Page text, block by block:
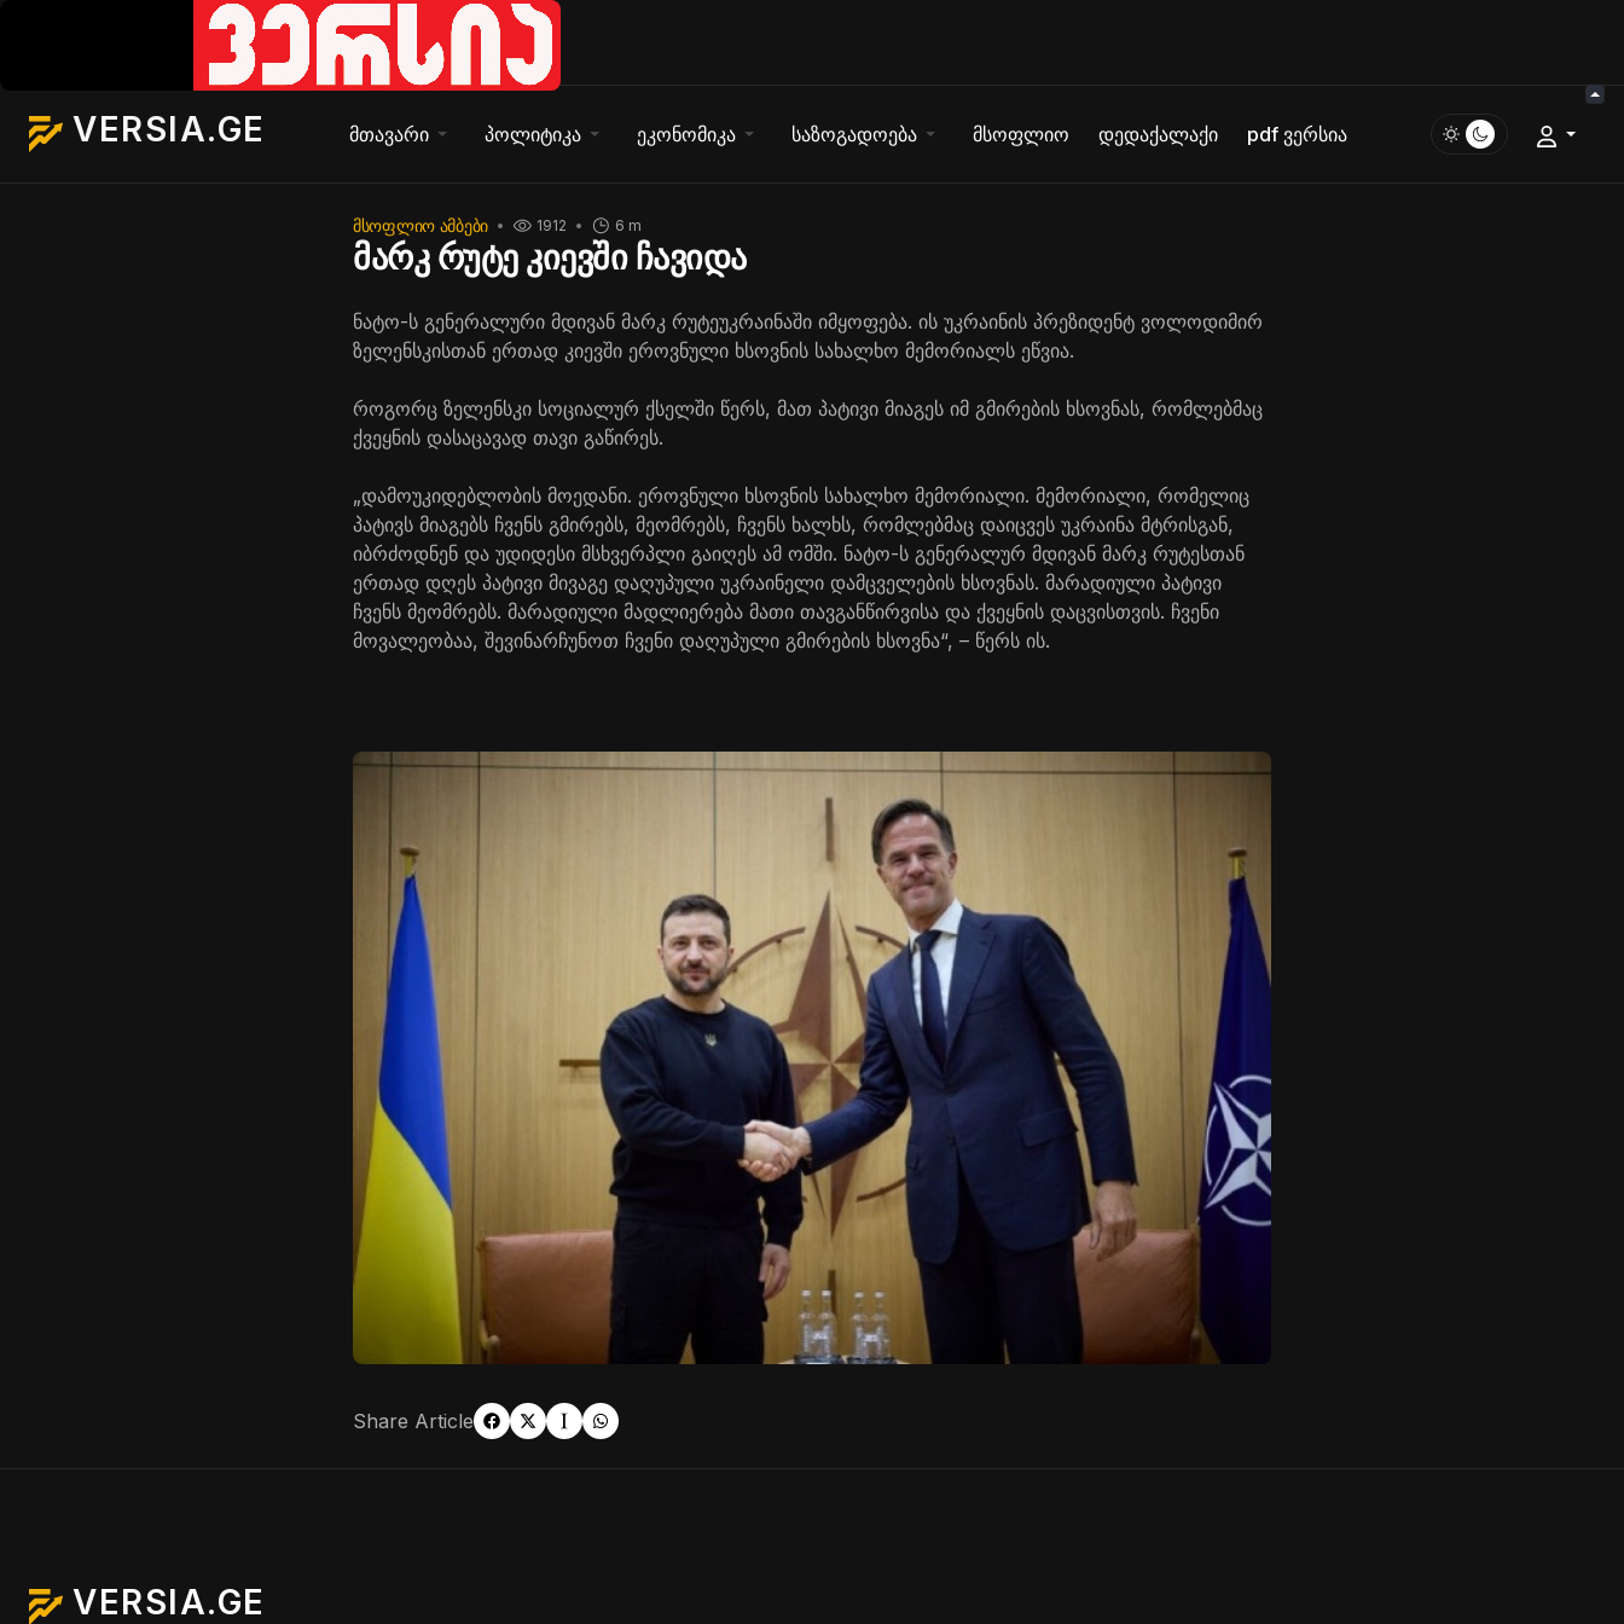
VERSIA.GE მთავარი პოლიტიკა ეკონომიკა საზოგადოება მსოფლიო დედაქალაქი pdf ვერსია
ᲛᲡᲝᲤᲚᲘᲝ ᲐᲛᲑᲔᲑᲘ 6 m
1912
მარკ რუტე კიევში ჩავიდა
ნატო-ს გენერალური მდივან მარკ რუტეუკრაინაში იმყოფება. ის უკრაინის პრეზიდენტ ვოლოდიმირ
ზელენსკისთან ერთად კიევში ეროვნული ხსოვნის სახალხო მემორიალს ეწვია.
როგორც ზელენსკი სოციალურ ქსელში წერს, მათ პატივი მიაგეს იმ გმირების ხსოვნას, რომლებმაც
ქვეყნის დასაცავად თავი გაწირეს.
„დამოუკიდებლობის მოედანი. ეროვნული ხსოვნის სახალხო მემორიალი. მემორიალი, რომელიც
პატივს მიაგებს ჩვენს გმირებს, მეომრებს, ჩვენს ხალხს, რომლებმაც დაიცვეს უკრაინა მტრისგან,
იბრძოდნენ და უდიდესი მსხვერპლი გაიღეს ამ ომში. ნატო-ს გენერალურ მდივან მარკ რუტესთან
ერთად დღეს პატივი მივაგე დაღუპული უკრაინელი დამცველების ხსოვნას. მარადიული პატივი
ჩვენს მეომრებს. მარადიული მადლიერება მათი თავგანწირვისა და ქვეყნის დაცვისთვის. ჩვენი
მოვალეობაა, შევინარჩუნოთ ჩვენი დაღუპული გმირების ხსოვნა“, – წერს ის.
Share Article
VERSIA.GE